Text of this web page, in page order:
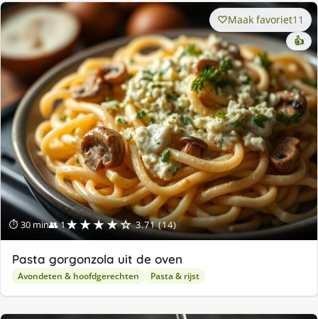
⏱ 30 min👥 1★★★★☆ 3.71 (14)
Maak favoriet11
👍
Pasta gorgonzola uit de oven
Avondeten & hoofdgerechten Pasta & rijst